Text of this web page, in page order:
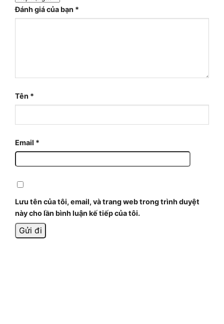
Đánh giá của bạn *
Tên *
Email *
Lưu tên của tôi, email, và trang web trong trình duyệt
này cho lần bình luận kế tiếp của tôi.